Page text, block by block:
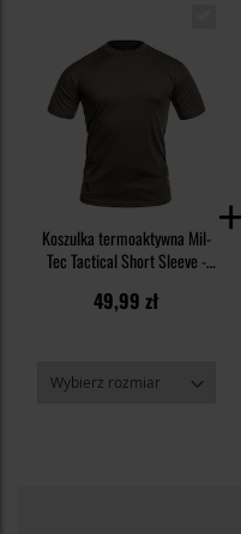
Koszulka termoaktywna Mil-
Tec Tactical Short Sleeve -
49,99 zł